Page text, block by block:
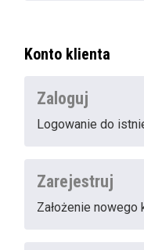
Konto klienta
Zaloguj
Logowanie do
Zarejestruj
Założenie nowego